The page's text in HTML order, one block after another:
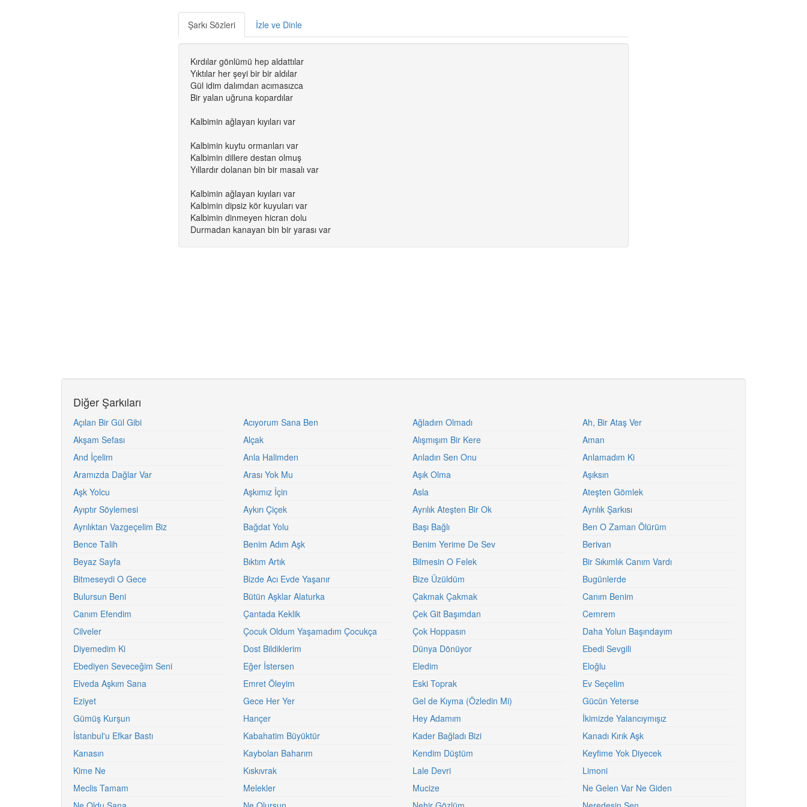
Şarkı Sözleri İzle ve Dinle
Kırdılar gönlümü hep aldattılar
Yıktılar her şeyi bir bir aldılar
Gül idim dalımdan acımasızca
Bir yalan uğruna kopardılar
Kalbimin ağlayan kıyıları var
Kalbimin kuytu ormanları var
Kalbimin dillere destan olmuş
Yıllardır dolanan bin bir masalı var
Kalbimin ağlayan kıyıları var
Kalbimin dipsiz kör kuyuları var
Kalbimin dinmeyen hicran dolu
Durmadan kanayan bin bir yarası var
Diğer Şarkıları
Açılan Bir Gül Gibi Acıyorum Sana Ben Ağladım Olmadı
Ah, Bir Ataş Ver
Akşam Sefası
Alçak Alışmışım Bir Kere
Aman
And İçelim
Anla Halimden Anladın Sen Onu
Anlamadım Ki
Aramızda Dağlar Var
Arası Yok Mu Aşık Olma
Aşıksın
Aşk Yolcu
Aşkımız İçin Asla
Ateşten Gömlek
Ayıptır Söylemesi
Aykırı Çiçek Ayrılık Ateşten Bir Ok
Ayrılık Şarkısı
Ayrılıktan Vazgeçelim Biz
Bağdat Yolu Başı Bağlı
Ben O Zaman Ölürüm
Bence Talih
Benim Adım Aşk Benim Yerime De Sev
Berivan
Beyaz Sayfa
Bıktım Artık Bilmesin O Felek
Bir Sıkımlık Canım Vardı
Bitmeseydi O Gece
Bizde Acı Evde Yaşanır Bize Üzüldüm
Bugünlerde
Bulursun Beni
Bütün Aşklar Alaturka Çakmak Çakmak
Canım Benim
Canım Efendim
Çantada Keklik Çek Git Başımdan
Cemrem
Cilveler
Çocuk Oldum Yaşamadım Çocukça Çok Hoppasın
Daha Yolun Başındayım
Diyemedim Ki
Dost Bildiklerim Dünya Dönüyor
Ebedi Sevgili
Ebediyen Seveceğim Seni
Eğer İstersen Eledim
Eloğlu
Elveda Aşkım Sana
Emret Öleyim Eski Toprak
Ev Seçelim
Eziyet
Gece Her Yer Gel de Kıyma (Özledin Mi)
Gücün Yeterse
Gümüş Kurşun
Hançer Hey Adamım
İkimizde Yalancıymışız
İstanbul'u Efkar Bastı
Kabahatim Büyüktür Kader Bağladı Bizi
Kanadı Kırık Aşk
Kanasın
Kaybolan Baharım Kendim Düştüm
Keyfime Yok Diyecek
Kime Ne
Kıskıvrak Lale Devri
Limoni
Meclis Tamam
Melekler Mucize
Ne Gelen Var Ne Giden